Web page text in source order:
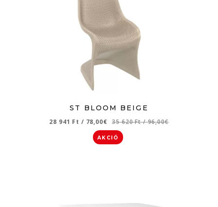
ST BLOOM BEIGE
28 941 Ft / 78,00€ 35 620 Ft/ 96,00€
AKCIÓ